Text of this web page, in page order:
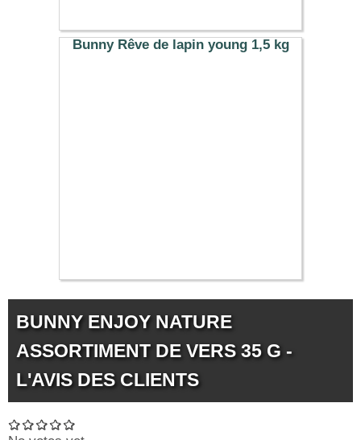
18.39 €
Bunny Rêve de lapin young 1,5 kg
BUNNY ENJOY NATURE
ASSORTIMENT DE VERS 35 G -
L'AVIS DES CLIENTS